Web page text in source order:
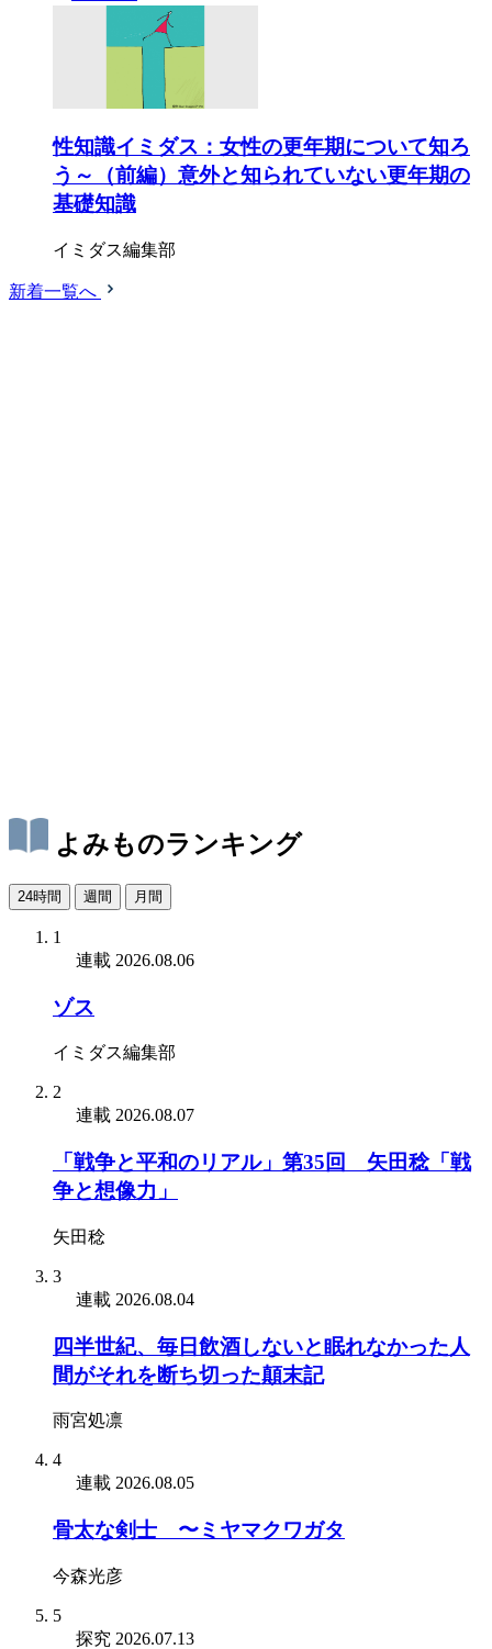
性知識イミダス：女性の更年期について知ろ
う～（前編）意外と知られていない更年期の
基礎知識
イミダス編集部
新着一覧へ
よみものランキング
24時間 週間 月間
1
連載 2026.08.06
ゾス
イミダス編集部
2
連載 2026.08.07
「戦争と平和のリアル」第35回 矢田稔「戦
争と想像力」
矢田稔
3
連載 2026.08.04
四半世紀、毎日飲酒しないと眠れなかった人
間がそれを断ち切った顛末記
雨宮処凛
4
連載 2026.08.05
骨太な剣士 〜ミヤマクワガタ
今森光彦
5
探究 2026.07.13